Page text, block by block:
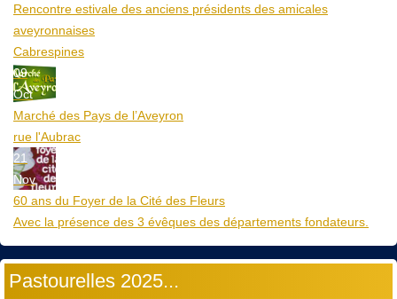
Rencontre estivale des anciens présidents des amicales
aveyronnaises
Cabrespines
09
Oct
Marché des Pays de l’Aveyron
rue l'Aubrac
21
Nov
60 ans du Foyer de la Cité des Fleurs
Avec la présence des 3 évêques des départements fondateurs.
Pastourelles 2025...